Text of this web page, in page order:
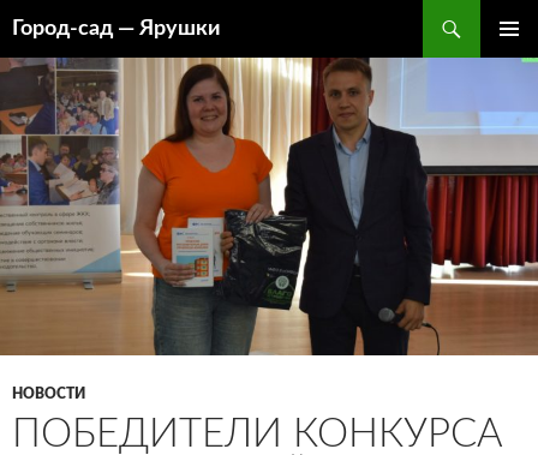
содержимому
Город-cад — Ярушки
НОВОСТИ
ПОБЕДИТЕЛИ КОНКУРСА